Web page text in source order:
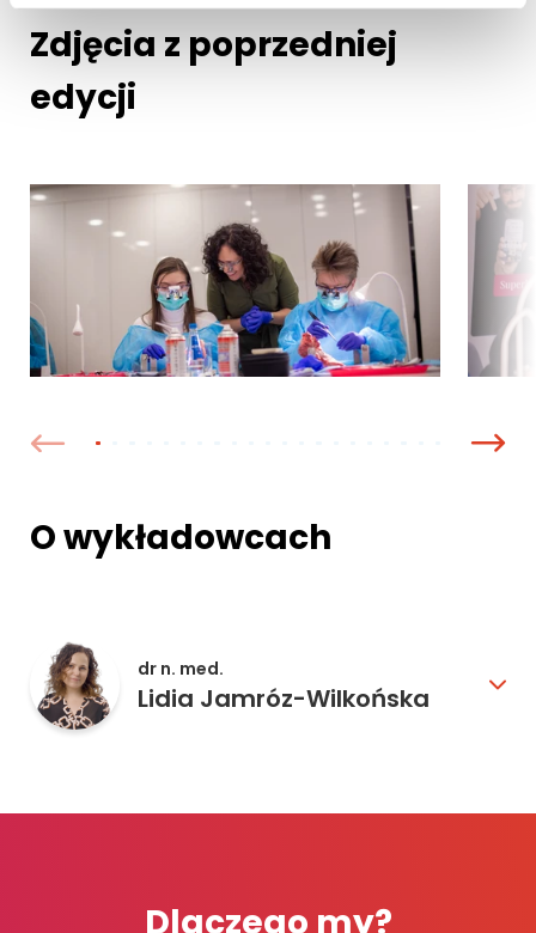
Zdjęcia z poprzedniej
edycji
O wykładowcach
dr n. med.
Lidia Jamróz-Wilkońska
Dlaczego my?